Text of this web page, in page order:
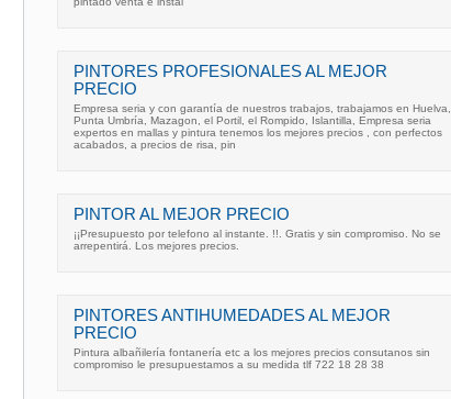
PINTORES PROFESIONALES AL MEJOR
PRECIO
Empresa seria y con garantía de nuestros trabajos, trabajamos en Huelva,
Punta Umbría, Mazagon, el Portil, el Rompido, Islantilla, Empresa seria
expertos en mallas y pintura tenemos los mejores precios , con perfectos
acabados, a precios de risa, pin
PINTOR AL MEJOR PRECIO
¡¡Presupuesto por telefono al instante. !!. Gratis y sin compromiso. No se
arrepentirá. Los mejores precios.
PINTORES ANTIHUMEDADES AL MEJOR
PRECIO
Pintura albañilería fontanería etc a los mejores precios consutanos sin
compromiso le presupuestamos a su medida tlf 722 18 28 38